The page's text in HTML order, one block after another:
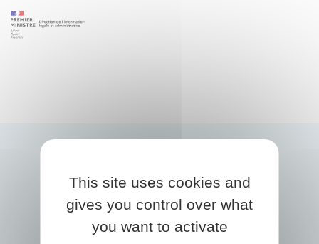
This site uses cookies and
gives you control over what
you want to activate